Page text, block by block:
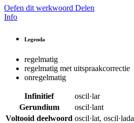
Oefen dit werkwoord Delen
Info
Legenda
regelmatig
regelmatig met uitspraakcorrectie
onregelmatig
Infinitief
oscil·lar
Gerundium
oscil·lant
Voltooid deelwoord oscil·lat, oscil·lada